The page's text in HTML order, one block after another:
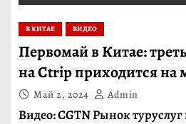
В КИТАЕ ВИДЕО
Первомай в Китае:
на Ctrip приходится на
Май 2, 2024 Admin
Видео: CGTN Рынок